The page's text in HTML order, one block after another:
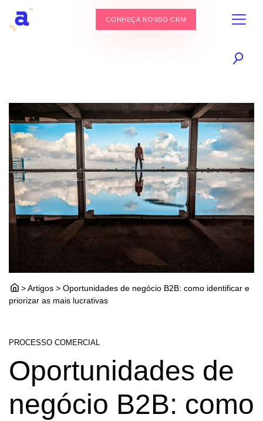
CONHEÇA NOSSO CRM
> Artigos > Oportunidades de negócio B2B: como identificar e
priorizar as mais lucrativas
PROCESSO COMERCIAL
Oportunidades de
negócio B2B: como